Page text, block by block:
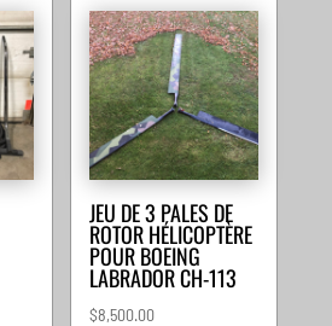
JEU DE 3 PALES DE
ROTOR HÉLICOPTÈRE
POUR BOEING
LABRADOR CH-113
$8,500.00